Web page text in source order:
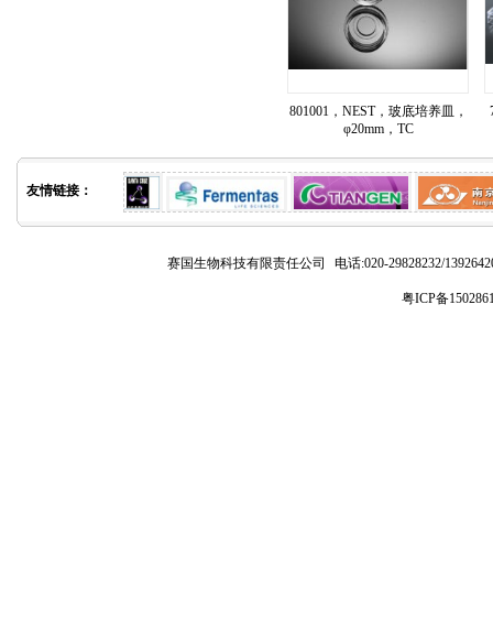
801001，NEST，玻底培养皿，
φ20mm，TC
友情链接：
赛国生物科技有限责任公司 电话:020-29828232/
粤ICP备